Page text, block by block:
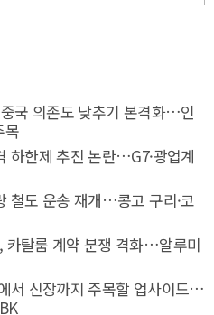
국 의존도 낮추기 본격화…인
목
하한제 추진 논란…G7·광업계
철도 운송 재개…콩고 구리·코
카탈룸 계약 분쟁 격화…알루미
서 신장까지 주목할 업사이드…